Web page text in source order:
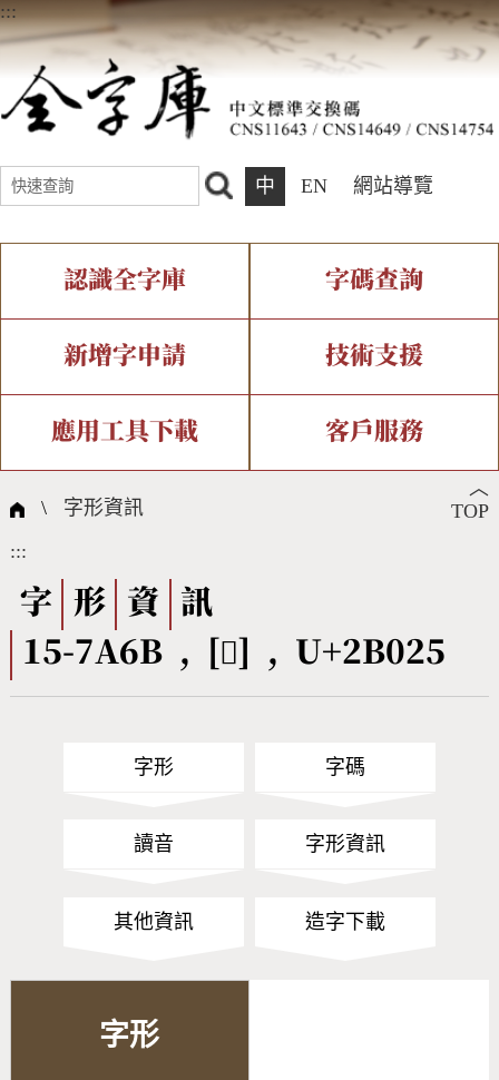
:::
中 EN 網站導覽
認識全字庫
全字庫介紹 全字庫現況
中文碼介紹 專有名詞介紹
國際字碼相關組織
字碼查詢
IDS查詢 部件查詢
複合查詢 注音查詢
筆畫查詢
筆順序查詢
CNS查詢 Unicode查詢
新增字申請
新字申請處理流程
技術支援
字形即時顯示 造字解決方案
全字庫授權 轉碼Web Service
應用工具下載
個人電腦造字處理工具
字形下載
客戶服務
問題集
熱門查詢統計
︿
TOP
\ 字形資訊
:::
字 形 資
訊
15-7A6B , [𫀥] , U+2B025
字形 字碼
讀音 字形資訊
其他資訊 造字下載
字形